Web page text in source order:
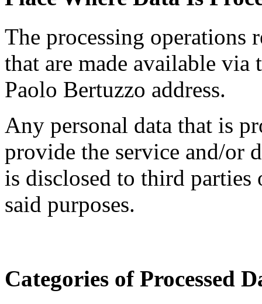
The processing operations
that are made available via
Paolo Bertuzzo address.
Any personal data that is
provide the service and/or
is disclosed to third
said purposes.
Categories of Processed